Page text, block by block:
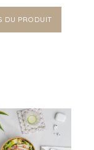
DU PRODUIT